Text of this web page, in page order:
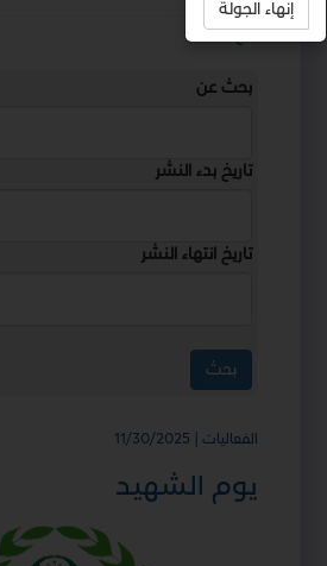
استمع
بحث عن
تاريخ بدء النشر
تاريخ انتهاء النشر
الفعاليات | 11/30/2025
يوم الشهيد
إنهاء الجولة